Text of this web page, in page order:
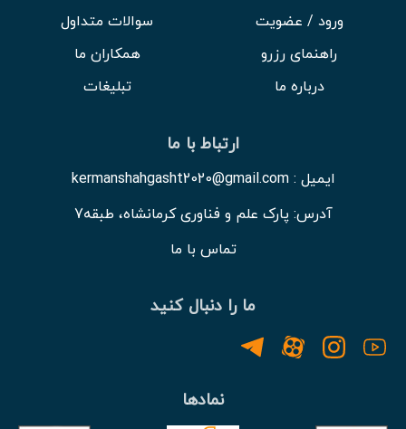
ورود / عضویت
راهنمای رزرو
درباره ما
سوالات متداول
همکاران ما
تبلیغات
ارتباط با ما
ایمیل : kermanshahgasht2020@gmail.com
آدرس: پارک علم و فناوری کرمانشاه، طبقه7
تماس با ما
ما را دنبال کنید
نمادها